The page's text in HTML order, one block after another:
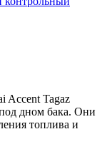
Accent Tagaz
дном бака. Они
топлива и